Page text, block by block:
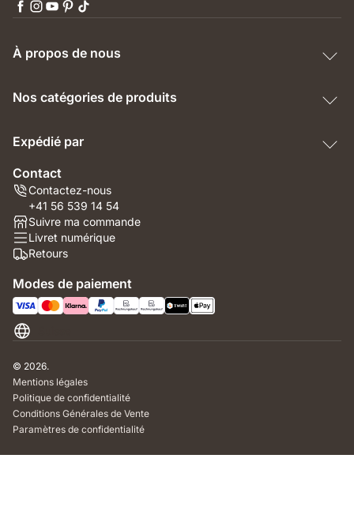
À propos de nous
Nos catégories de produits
Expédié par
Contact
Contactez-nous
+41 56 539 14 54
Suivre ma commande
Livret numérique
Retours
Modes de paiement
© 2026.
Mentions légales
Politique de confidentialité
Conditions Générales de Vente
Paramètres de confidentialité